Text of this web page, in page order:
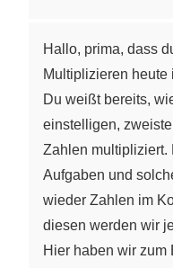
Hallo, prima, dass
Multiplizieren heute
Du weißt bereits,
einstelligen,
Zahlen multipliziert.
Aufgaben und
wieder Zahlen im
diesen werden wir
Hier haben wir zum